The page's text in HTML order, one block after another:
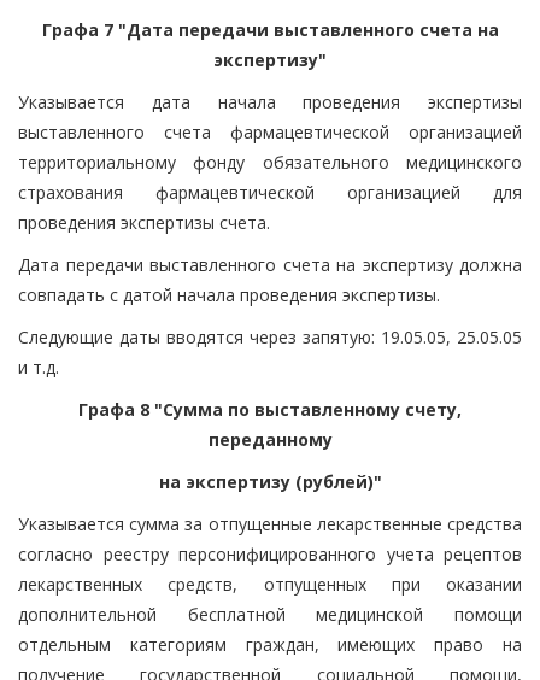
Графа 7 "Дата передачи выставленного счета на
экспертизу"
Указывается дата начала проведения экспертизы
выставленного счета фармацевтической организацией
территориальному фонду обязательного медицинского
страхования фармацевтической организацией для
проведения экспертизы счета.
Дата передачи выставленного счета на экспертизу должна
совпадать с датой начала проведения экспертизы.
Следующие даты вводятся через запятую: 19.05.05, 25.05.05
и т.д.
Графа 8 "Сумма по выставленному счету,
переданному
на экспертизу (рублей)"
Указывается сумма за отпущенные лекарственные средства
согласно реестру персонифицированного учета рецептов
лекарственных средств, отпущенных при оказании
дополнительной бесплатной медицинской помощи
отдельным категориям граждан, имеющих право на
получение государственной социальной помощи,